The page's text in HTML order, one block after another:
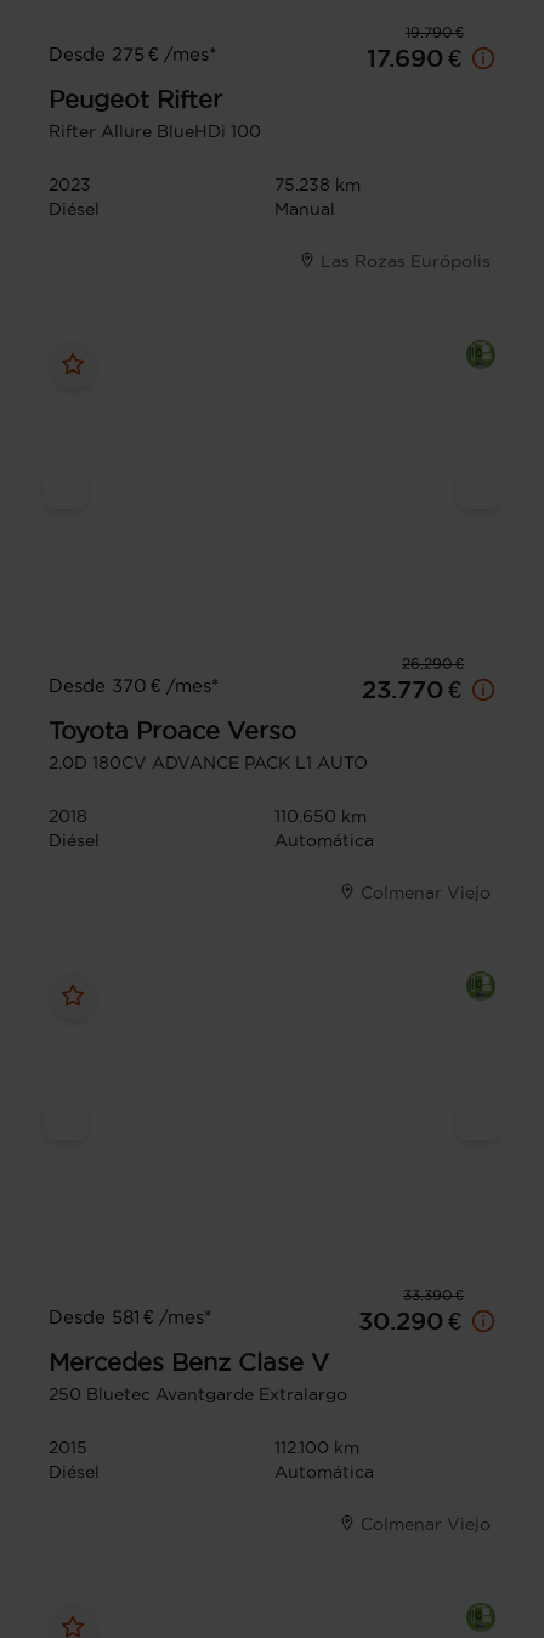
19.790 €
Desde 275 € /mes*
17.690 €
Peugeot Rifter
Rifter Allure BlueHDi 100
2023
75.238 km
Diésel
Manual
Las Rozas Európolis
26.290 €
Desde 370 € /mes*
23.770 €
Toyota Proace Verso
2.0D 180CV ADVANCE PACK L1 AUTO
2018
110.650 km
Diésel
Automática
Colmenar Viejo
33.390 €
Desde 581 € /mes*
30.290 €
Mercedes Benz Clase V
250 Bluetec Avantgarde Extralargo
2015
112.100 km
Diésel
Automática
Colmenar Viejo